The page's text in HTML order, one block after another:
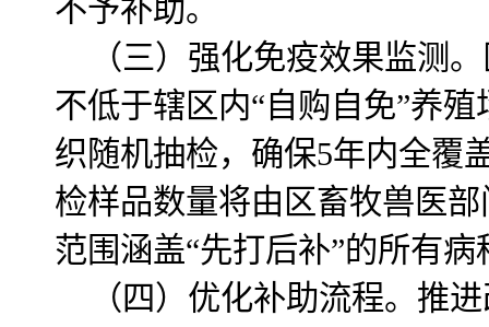
不予补助。
（三）强化免疫效果监测
不低于辖区内“自购自免”养
织随机抽检，确保5年内全覆
检样品数量将由区畜牧兽医
范围涵盖“先打后补”的所有病
（四）优化补助流程。推